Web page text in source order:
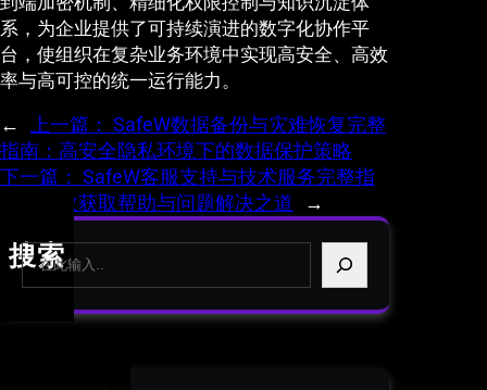
系，为企业提供了可持续演进的数字化协作平
台，使组织在复杂业务环境中实现高安全、高效
率与高可控的统一运行能力。
← 上一篇： SafeW数据备份与灾难恢复完整
指南：高安全隐私环境下的数据保护策略
下一篇： SafeW客服支持与技术服务完整指
南：高效获取帮助与问题解决之道
→
搜索
S